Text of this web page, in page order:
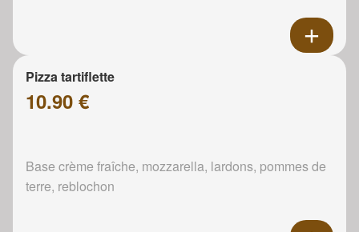
Pizza tartiflette
10.90 €
Base crème fraîche, mozzarella, lardons, pommes de
terre, reblochon